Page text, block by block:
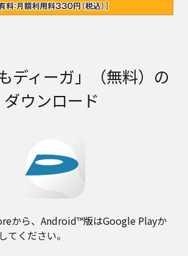
ディーガ」（無料）の
ダウンロード
から、Android™版はGoogle Playか
てください。